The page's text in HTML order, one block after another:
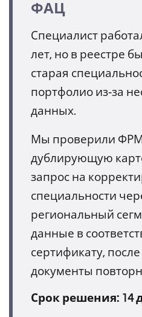
ФАЦ
Специалист
лет, но в реестре
старая
портфолио из‑за
данных.
Мы проверили
дублирующую
запрос на
специальности
региональный
данные в
сертификату,
документы
Срок решения: 14